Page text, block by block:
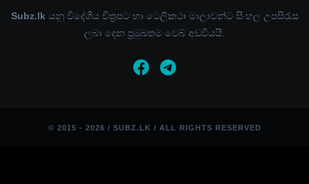
Subz.lkයනු විදේශීය චිත්‍රපට හා ටෙලිකථා මාලාවන්ට සිංහල උපසිරැස
ලබා දෙන ප්‍රමුඛතම වෙබ් අඩවියයි.
© 2015 - 2026 / SUBZ.LK / ALL RIGHTS RESERVED